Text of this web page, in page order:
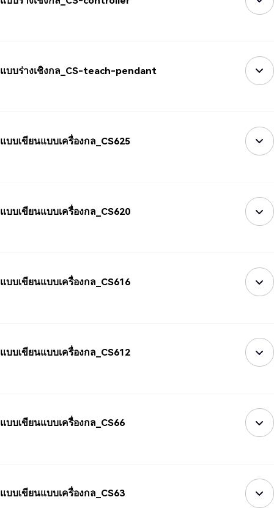
แบบร่างเชิงกล_CS-teach-pendant
แบบเขียนแบบเครื่องกล_CS625
แบบเขียนแบบเครื่องกล_CS620
แบบเขียนแบบเครื่องกล_CS616
แบบเขียนแบบเครื่องกล_CS612
แบบเขียนแบบเครื่องกล_CS66
แบบเขียนแบบเครื่องกล_CS63